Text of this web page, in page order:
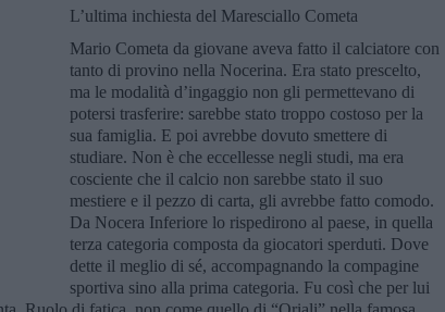
L’ultima inchiesta del Maresciallo Cometa
Mario Cometa da giovane aveva fatto il calciatore con
tanto di provino nella Nocerina. Era stato prescelto,
ma le modalità d’ingaggio non gli permettevano di
potersi trasferire: sarebbe stato troppo costoso per la
sua famiglia. E poi avrebbe dovuto smettere di
studiare. Non è che eccellesse negli studi, ma era
cosciente che il calcio non sarebbe stato il suo
mestiere e il pezzo di carta, gli avrebbe fatto comodo.
Da Nocera Inferiore lo rispedirono al paese, in quella
terza categoria composta da giocatori sperduti. Dove
dette il meglio di sé, accompagnando la compagine
sportiva sino alla prima categoria. Fu così che per lui